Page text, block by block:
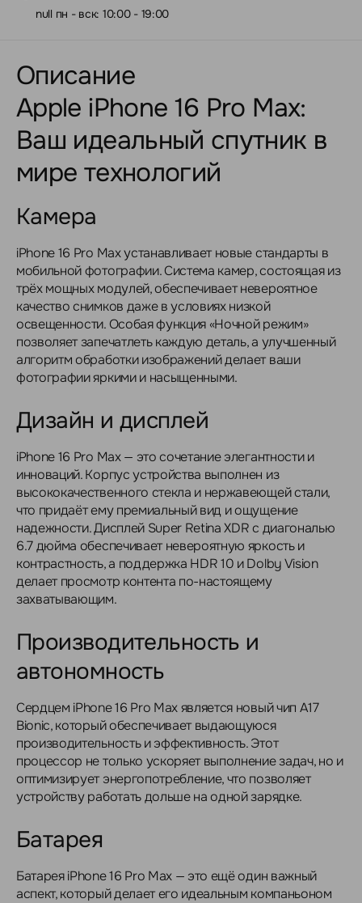
null пн - вск: 10:00 - 19:00
Описание
Apple iPhone 16 Pro Max:
Ваш идеальный спутник в
мире технологий
Камера
iPhone 16 Pro Max устанавливает новые стандарты в
мобильной фотографии. Система камер, состоящая из
трёх мощных модулей, обеспечивает невероятное
качество снимков даже в условиях низкой
освещенности. Особая функция «Ночной режим»
позволяет запечатлеть каждую деталь, а улучшенный
алгоритм обработки изображений делает ваши
фотографии яркими и насыщенными.
Дизайн и дисплей
iPhone 16 Pro Max — это сочетание элегантности и
инноваций. Корпус устройства выполнен из
высококачественного стекла и нержавеющей стали,
что придаёт ему премиальный вид и ощущение
надежности. Дисплей Super Retina XDR с диагональю
6.7 дюйма обеспечивает невероятную яркость и
контрастность, а поддержка HDR 10 и Dolby Vision
делает просмотр контента по-настоящему
захватывающим.
Производительность и
автономность
Сердцем iPhone 16 Pro Max является новый чип A17
Bionic, который обеспечивает выдающуюся
производительность и эффективность. Этот
процессор не только ускоряет выполнение задач, но и
оптимизирует энергопотребление, что позволяет
устройству работать дольше на одной зарядке.
Батарея
Батарея iPhone 16 Pro Max — это ещё один важный
аспект, который делает его идеальным компаньоном